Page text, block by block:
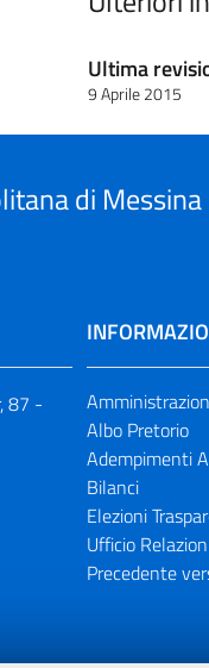
Ultima
9 Aprile 2015
di Messina
87 -
Albo Pretorio
Adempimenti
Bilanci
Elezioni
Ufficio
Precedente